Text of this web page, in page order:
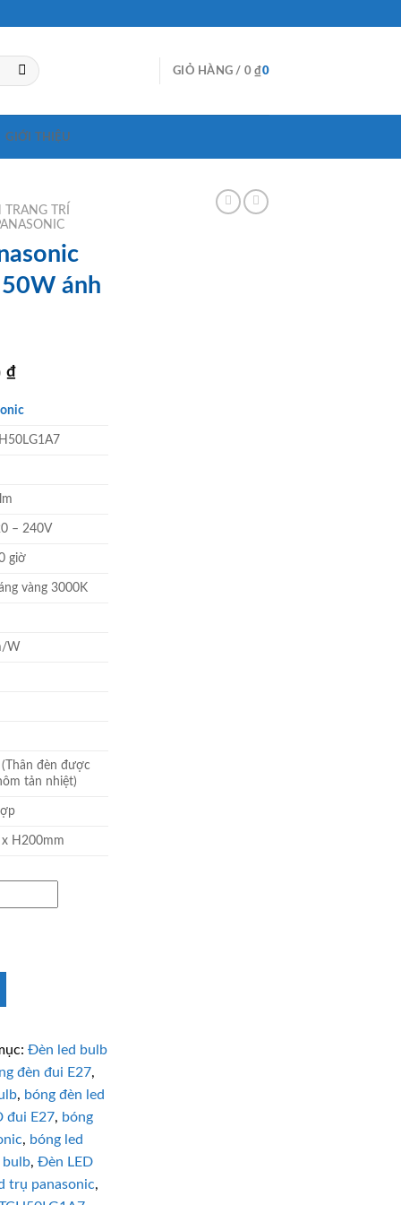
GIỎ HÀNG / 0₫0
GIỚI THIỆU
TRÍ
ánh
₫.
₫Giá
tại
là:
– 240V
giờ
vàng 3000K
W
đèn được
tản nhiệt)
H200mm
Đèn led bulb
đèn đui E27,
, bóng đèn led
đui E27, bóng
, bóng led
bulb, Đèn LED
trụ panasonic,